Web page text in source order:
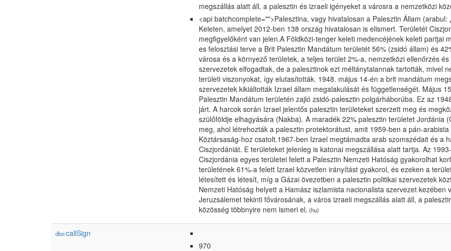
megszállás alatt áll, a palesztin és izraeli igényeket a városra a nemzetközi
<api batchcomplete="">Palesztina, vagy hivatalosan a Palesztin Állam (arabul: دولة فلسطين) de jure szuverén terület a Közel-
Keleten, amelyet 2012-ben 138 ország hivatalosan is elismert. Területét
megfigyelőként van jelen.A Földközi-tenger keleti medencéjének keleti partjai
es felosztási terve a Brit Palesztin Mandátum területét 56% (zsidó állam) és
városa és a környező területek, a teljes terület 2%-a, nemzetközi ellenőrzés
szervezetek elfogadtak, de a palesztinok ezt méltánytalannak tartották, mivel
területi viszonyokat, így elutasították. 1948. május 14-én a brit mandátum
szervezetek kikiáltották Izrael állam megalakulását és függetlenségét. Május
Palesztin Mandátum területén zajló zsidó-palesztin polgárháborúba. Ez az
járt. A harcok során Izrael jelentős palesztin területeket szerzett meg és
szülőföldje elhagyására (Nakba). A maradék 22% palesztin területet Jordánia
meg, ahol létrehozták a palesztin protektorátust, amit 1959-ben a pán-
Köztársaság-hoz csatolt.1967-ben Izrael megtámadta arab szomszédait és a
Ciszjordániát. E területeket jelenleg is katonai megszállása alatt tartja. Az
Ciszjordánia egyes területei felett a Palesztin Nemzeti Hatóság gyakorolhat
területének 61%-a felett Izrael közvetlen irányítást gyakorol, és ezeken a
létesített és létesít, míg a Gázai övezetben a palesztin politikai szervezetek
Nemzeti Hatóság helyett a Hamász iszlamista nacionalista szervezet
Jeruzsálemet tekinti fővárosának, a város izraeli megszállás alatt áll, a
közösség többnyire nem ismeri el. (hu)
dbo:callSign
970